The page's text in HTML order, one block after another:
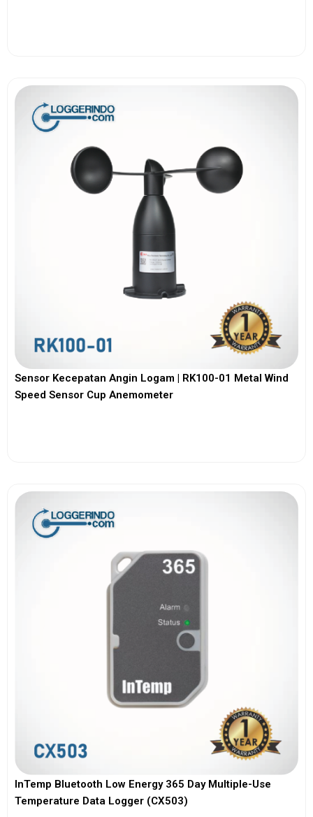
Sensor Kecepatan Angin Logam | RK100-01 Metal Wind
Speed Sensor Cup Anemometer
InTemp Bluetooth Low Energy 365 Day Multiple-Use
Temperature Data Logger (CX503)